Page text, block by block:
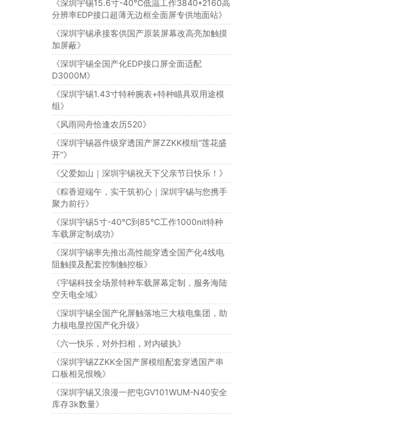
《深圳宇锡15.6寸-40℃低温工作3840*2160高
分辨率EDP接口超薄无边框全面屏专供地面站》
《深圳宇锡承接客供国产原装屏幕改高亮加触摸
加屏蔽》
《深圳宇锡全国产化EDP接口屏全面适配
D3000M》
《深圳宇锡1.43寸特种腕表+特种瞄具双用途模
组》
《风雨同舟恰逢农历520》
《深圳宇锡器件级穿透国产屏ZZKK模组“莲花盛
开”》
《父爱如山｜深圳宇锡祝天下父亲节日快乐！》
《粽香迎端午，实干筑初心｜深圳宇锡与您携手
聚力前行》
《深圳宇锡5寸-40℃到85℃工作1000nit特种
车载屏定制成功》
《深圳宇锡率先推出高性能穿透全国产化4线电
阻触摸及配套控制触控板》
《宇锡科技全场景特种车载屏幕定制，服务海陆
空天电全域》
《深圳宇锡全国产化屏触落地三大核电集团，助
力核电显控国产化升级》
《六一快乐，对外扫相，对内破执》
《深圳宇锡ZZKK全国产屏模组配套穿透国产串
口板相见恨晚》
《深圳宇锡又浪漫一把屯GV101WUM-N40安全
库存3k数量》